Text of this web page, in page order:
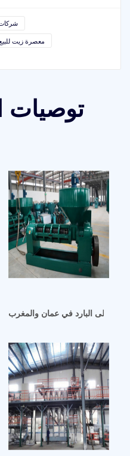
معصرة زيت للبيع
توصيات
معصرة زيت عباد الشمس
على البارد في عمان والمغرب